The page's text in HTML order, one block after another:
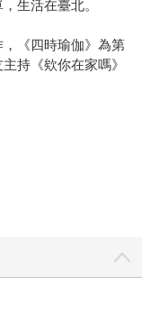
生活在臺北。
，《四時瑜伽》為第
持《欸你在家嗎》